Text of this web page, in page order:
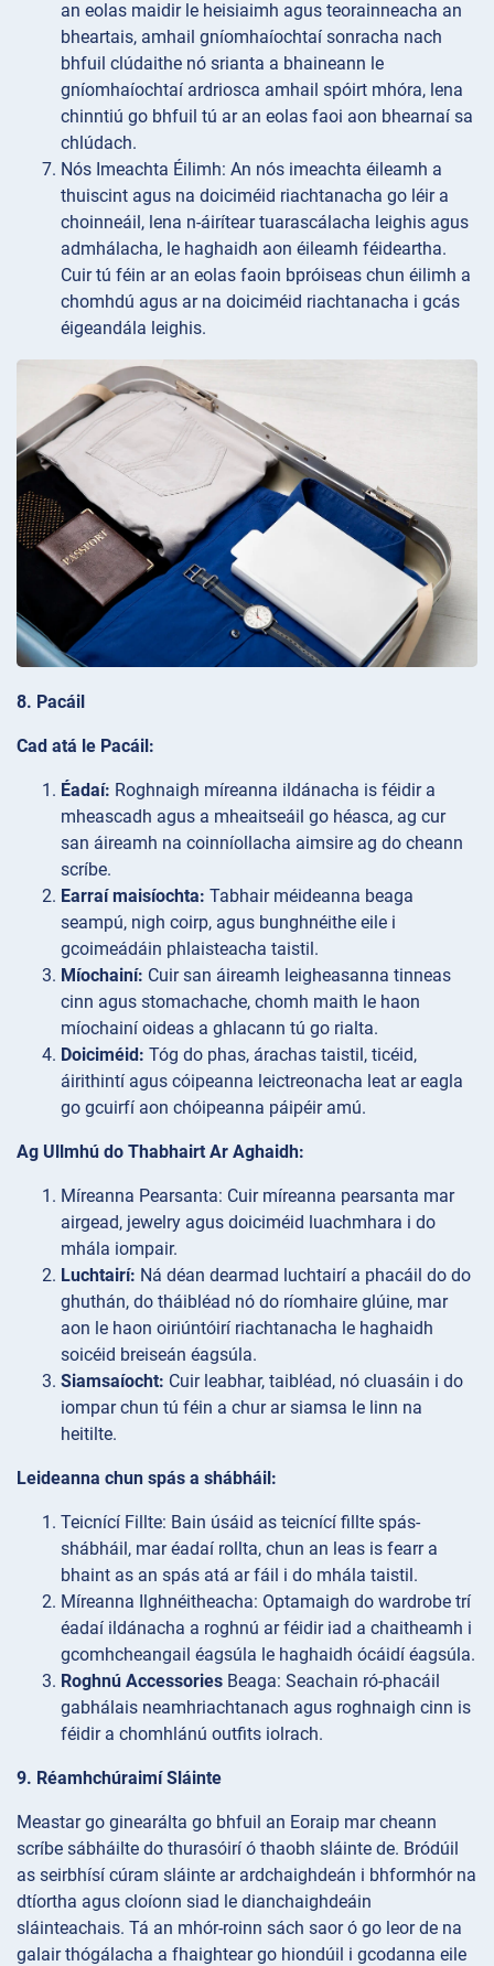
an eolas maidir le heisiaimh agus teorainneacha an
bheartais, amhail gníomhaíochtaí sonracha nach
bhfuil clúdaithe nó srianta a bhaineann le
gníomhaíochtaí ardriosca amhail spóirt mhóra, lena
chinntiú go bhfuil tú ar an eolas faoi aon bhearnaí sa
chlúdach.
Nós Imeachta Éilimh: An nós imeachta éileamh a
thuiscint agus na doiciméid riachtanacha go léir a
choinneáil, lena n-áirítear tuarascálacha leighis agus
admhálacha, le haghaidh aon éileamh féideartha.
Cuir tú féin ar an eolas faoin bpróiseas chun éilimh a
chomhdú agus ar na doiciméid riachtanacha i gcás
éigeandála leighis.
8. Pacáil
Cad atá le Pacáil:
Éadaí: Roghnaigh míreanna ildánacha is féidir a
mheascadh agus a mheaitseáil go héasca, ag cur
san áireamh na coinníollacha aimsire ag do cheann
scríbe.
Earraí maisíochta: Tabhair méideanna beaga
seampú, nigh coirp, agus bunghnéithe eile i
gcoimeádáin phlaisteacha taistil.
Míochainí: Cuir san áireamh leigheasanna tinneas
cinn agus stomachache, chomh maith le haon
míochainí oideas a ghlacann tú go rialta.
Doiciméid: Tóg do phas, árachas taistil, ticéid,
áirithintí agus cóipeanna leictreonacha leat ar eagla
go gcuirfí aon chóipeanna páipéir amú.
Ag Ullmhú do Thabhairt Ar Aghaidh:
Míreanna Pearsanta: Cuir míreanna pearsanta mar
airgead, jewelry agus doiciméid luachmhara i do
mhála iompair.
Luchtairí: Ná déan dearmad luchtairí a phacáil do do
ghuthán, do tháibléad nó do ríomhaire glúine, mar
aon le haon oiriúntóirí riachtanacha le haghaidh
soicéid breiseán éagsúla.
Siamsaíocht: Cuir leabhar, taibléad, nó cluasáin i do
iompar chun tú féin a chur ar siamsa le linn na
heitilte.
Leideanna chun spás a shábháil:
Teicnící Fillte: Bain úsáid as teicnící fillte spás-
shábháil, mar éadaí rollta, chun an leas is fearr a
bhaint as an spás atá ar fáil i do mhála taistil.
Míreanna Ilghnéitheacha: Optamaigh do wardrobe trí
éadaí ildánacha a roghnú ar féidir iad a chaitheamh i
gcomhcheangail éagsúla le haghaidh ócáidí éagsúla.
Roghnú Accessories Beaga: Seachain ró-phacáil
gabhálais neamhriachtanach agus roghnaigh cinn is
féidir a chomhlánú outfits iolrach.
9. Réamhchúraimí Sláinte
Meastar go ginearálta go bhfuil an Eoraip mar cheann
scríbe sábháilte do thurasóirí ó thaobh sláinte de. Bródúil
as seirbhísí cúram sláinte ar ardchaighdeán i bhformhór na
dtíortha agus cloíonn siad le dianchaighdeáin
sláinteachais. Tá an mhór-roinn sách saor ó go leor de na
galair thógálacha a fhaightear go hiondúil i gcodanna eile